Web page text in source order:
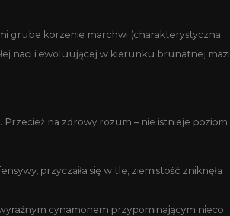
grube korzenie marchwi (charakterystyczna
naci i ewoluującej w kierunku brunatnej mazi
Przecież na zdrowy rozum – nie istnieje poziom
przyczaiła się w tle, ziemistość zniknęła
cynamonem przypominającym nieco